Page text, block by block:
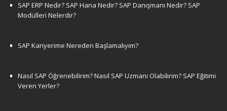
SAP ERP Nedir? SAP Hana Nedir? SAP Danışmanı Nedir? SAP
Modülleri Nelerdir?
SAP Kariyerime Nereden Başlamalıyım?
Nasıl SAP Öğrenebilirim? Nasıl SAP Uzmanı Olabilirim? SAP Eğitimi
Veren Yerler?